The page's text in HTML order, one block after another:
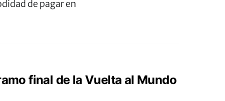
de pagar en
final de la Vuelta al Mundo